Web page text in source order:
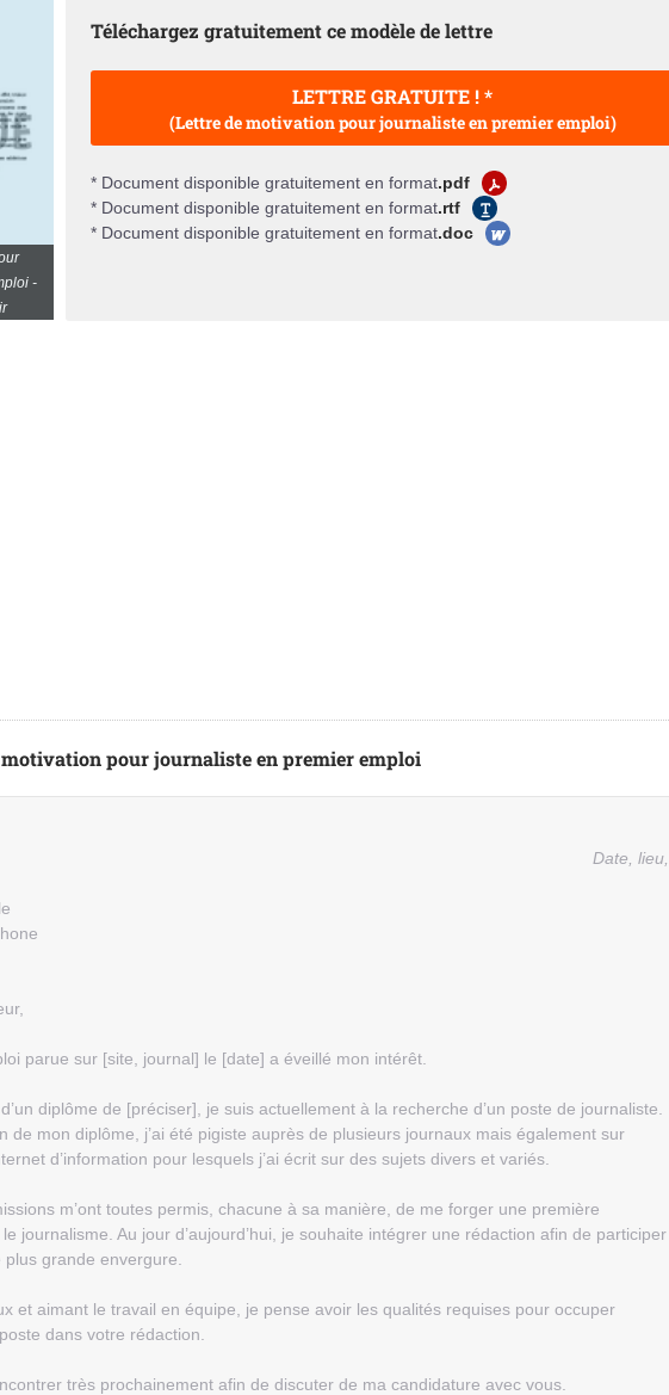
-
Téléchargez gratuitement ce modèle de lettre
LETTRE GRATUITE ! *
(Lettre de motivation pour journaliste en premier emploi)
* Document disponible gratuitement en format.pdf
* Document disponible gratuitement en format.rtf
* Document disponible gratuitement en format.doc
motivation pour journaliste en premier emploi
Date, lieu,
parue sur [site, journal] le [date] a éveillé mon intérêt.
diplôme de [préciser], je suis actuellement à la recherche d’un poste de journaliste.
de mon diplôme, j’ai été pigiste auprès de plusieurs journaux mais également sur
d’information pour lesquels j’ai écrit sur des sujets divers et variés.
m’ont toutes permis, chacune à sa manière, de me forger une première
journalisme. Au jour d’aujourd’hui, je souhaite intégrer une rédaction afin de participer
plus grande envergure.
et aimant le travail en équipe, je pense avoir les qualités requises pour occuper
dans votre rédaction.
très prochainement afin de discuter de ma candidature avec vous.